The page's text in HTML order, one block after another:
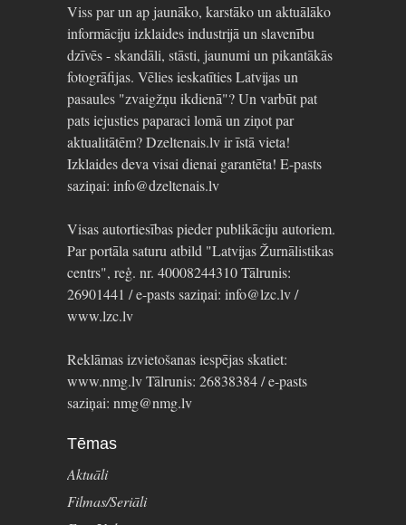
Viss par un ap jaunāko, karstāko un aktuālāko
informāciju izklaides industrijā un slavenību
dzīvēs - skandāli, stāsti, jaunumi un pikantākās
fotogrāfijas. Vēlies ieskatīties Latvijas un
pasaules "zvaigžņu ikdienā"? Un varbūt pat
pats iejusties paparaci lomā un ziņot par
aktualitātēm? Dzeltenais.lv ir īstā vieta!
Izklaides deva visai dienai garantēta! E-pasts
saziņai: info@dzeltenais.lv
Visas autortiesības pieder publikāciju autoriem.
Par portāla saturu atbild "Latvijas Žurnālistikas
centrs", reģ. nr. 40008244310 Tālrunis:
26901441 / e-pasts saziņai: info@lzc.lv /
www.lzc.lv
Reklāmas izvietošanas iespējas skatiet:
www.nmg.lv Tālrunis: 26838384 / e-pasts
saziņai: nmg@nmg.lv
Tēmas
Aktuāli
Filmas/Seriāli